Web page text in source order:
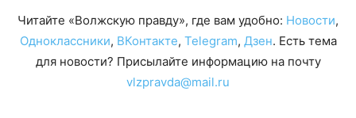
Читайте «Волжскую правду», где вам удобно: Новости,
Одноклассники, ВКонтакте, Telegram, Дзен. Есть тема
для новости? Присылайте информацию на почту
vlzpravda@mail.ru